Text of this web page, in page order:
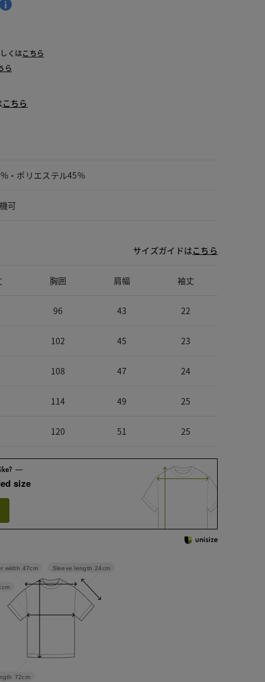
くはこちら
ら
こちら
・ポリエステル45%
可
サイズガイドはこちら
胸囲 肩幅 袖丈
96 43 22
102 45 23
108 47 24
114 49 25
120 51 25
size
Sleeve length 24cm
72cm
width 47cm